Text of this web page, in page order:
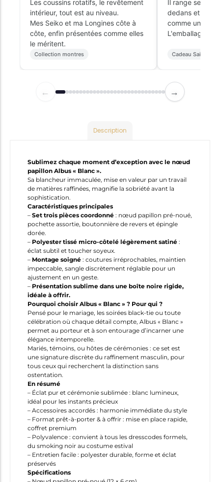
Les coussins rotatifs, le revêtement
intérieur, tout est au niveau.
Mes Seiko et ma Longines côte à
côte, enfin présentées comme elles
le méritent.
Collection montres
Il range ses
dedans et ça
comme un
L'emballage
Cadeau Saint-
← →
Description
Sublimez chaque moment d’exception avec le nœud
papillon Albus « Blanc ».
Sa blancheur immaculée, mise en valeur par un travail
de matières raffinées, magnifie la sobriété avant la
sophistication.
Caractéristiques principales
– Set trois pièces coordonné : nœud papillon pré-noué,
pochette assortie, boutonnière de revers et épingle
dorée.
– Polyester tissé micro-côtelé légèrement satiné :
éclat subtil et toucher soyeux.
– Montage soigné : coutures irréprochables, maintien
impeccable, sangle discrètement réglable pour un
ajustement en un geste.
– Présentation sublime dans une boîte noire rigide,
idéale à offrir.
Pourquoi choisir Albus « Blanc » ? Pour qui ?
Pensé pour le mariage, les soirées black-tie ou toute
célébration où chaque détail compte, Albus « Blanc »
permet au porteur et à son entourage d’incarner une
élégance intemporelle.
Mariés, témoins, ou hôtes de cérémonies : ce set est
une signature discrète du raffinement masculin, pour
tous ceux qui recherchent la distinction sans
ostentation.
En résumé
– Éclat pur et cérémonie sublimée : blanc lumineux,
idéal pour les instants précieux
– Accessoires accordés : harmonie immédiate du style
– Format prêt-à-porter & à offrir : mise en place rapide,
coffret premium
– Polyvalence : convient à tous les dresscodes formels,
du smoking noir au costume estival
– Entretien facile : polyester durable, forme et éclat
préservés
Spécifications